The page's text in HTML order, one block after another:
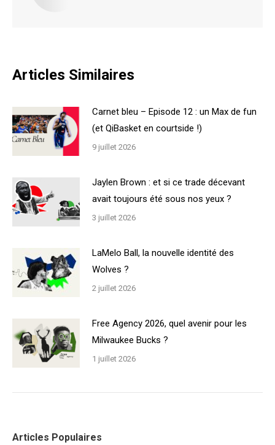
Articles Similaires
Carnet bleu – Episode 12 : un Max de fun
(et QiBasket en courtside !)
9 juillet 2026
Jaylen Brown : et si ce trade décevant
avait toujours été sous nos yeux ?
3 juillet 2026
LaMelo Ball, la nouvelle identité des
Wolves ?
2 juillet 2026
Free Agency 2026, quel avenir pour les
Milwaukee Bucks ?
1 juillet 2026
Articles Populaires